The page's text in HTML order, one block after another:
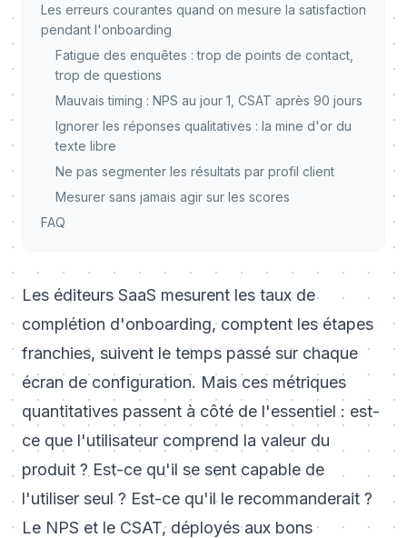
Les erreurs courantes quand on mesure la satisfaction
pendant l'onboarding
Fatigue des enquêtes : trop de points de contact,
trop de questions
Mauvais timing : NPS au jour 1, CSAT après 90 jours
Ignorer les réponses qualitatives : la mine d'or du
texte libre
Ne pas segmenter les résultats par profil client
Mesurer sans jamais agir sur les scores
FAQ
Les éditeurs SaaS mesurent les taux de
complétion d'onboarding, comptent les étapes
franchies, suivent le temps passé sur chaque
écran de configuration. Mais ces métriques
quantitatives passent à côté de l'essentiel : est-
ce que l'utilisateur comprend la valeur du
produit ? Est-ce qu'il se sent capable de
l'utiliser seul ? Est-ce qu'il le recommanderait ?
Le NPS et le CSAT, déployés aux bons